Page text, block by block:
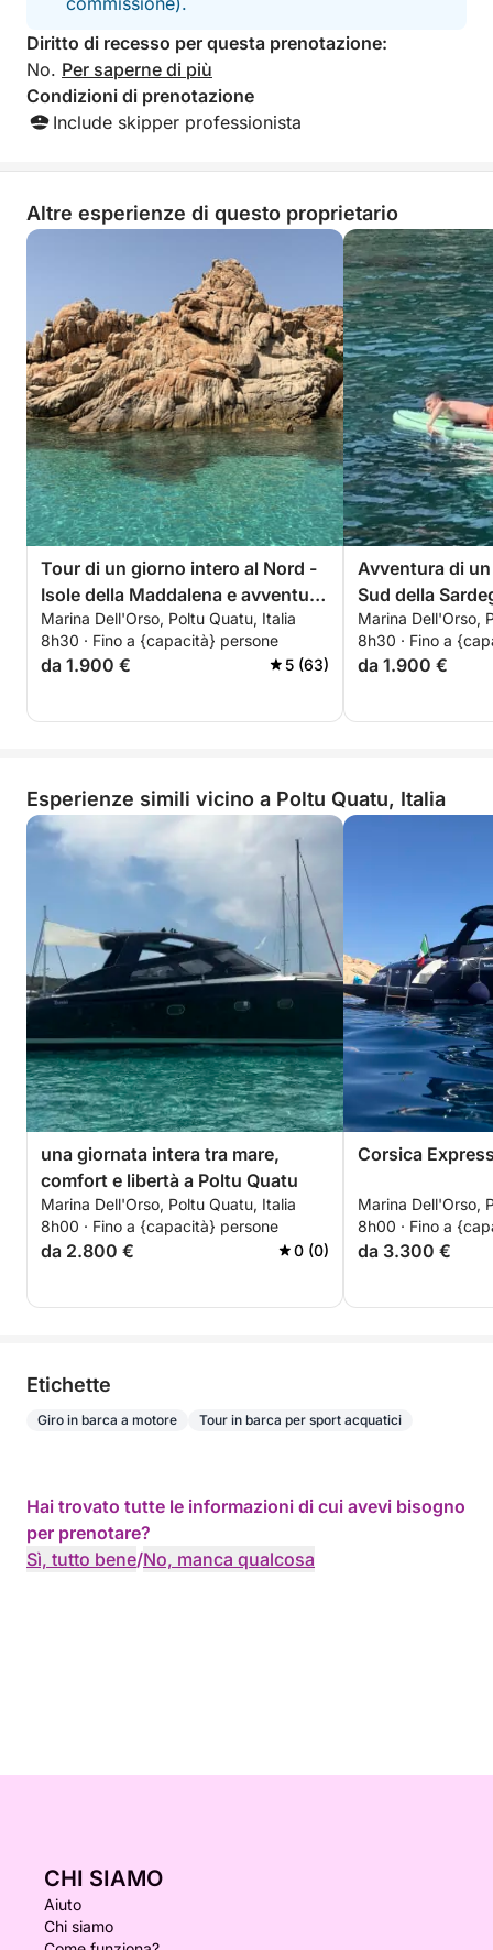
Diritto di recesso per questa prenotazione:
No. Per saperne di più
Condizioni di prenotazione
Include skipper professionista
Altre esperienze di questo proprietario
Tour di un giorno intero al Nord -
Isole della Maddalena e avventura
nella Corsica meridionale
Marina Dell'Orso, Poltu Quatu, Italia
8h30 · Fino a {capacità} persone
da 1.900 € 5 (63)
Avventura di
Sud della
nascosti della
meridionale
Marina Dell'Orso,
8h30 · Fino a
da 1.900 €
Esperienze simili vicino a Poltu Quatu, Italia
una giornata intera tra mare,
comfort e libertà a Poltu Quatu
Marina Dell'Orso, Poltu Quatu, Italia
8h00 · Fino a {capacità} persone
da 2.800 € 0 (0)
Corsica
Marina Dell'Orso,
8h00 · Fino a
da 3.300 €
Etichette
Giro in barca a motore Tour in barca per sport acquatici
Hai trovato tutte le informazioni di cui avevi bisogno
per prenotare?
Sì, tutto bene/No, manca qualcosa
CHI SIAMO
Aiuto
Chi siamo